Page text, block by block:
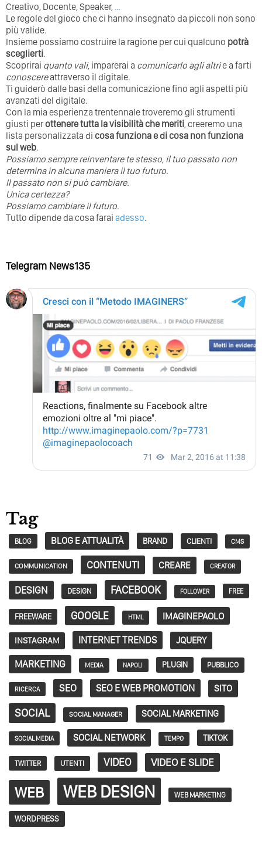
Creativo, Docente, Speaker, …
Le regole del gioco che ci hanno insegnato da piccoli non sono
più valide.
Insieme possiamo costruire la ragione per cui qualcuno potrà
sceglierti.
Scoprirai quanto vali, imparerai a comunicarlo agli altrie a farti
conoscereattraverso il digitale.
Ti guiderò dalle basi della comunicazione fino agli aspetti più
avanzati del digitale.
Con la mia esperienza trentennale troveremo gli strumenti
giusti perottenere tutta la visibilità che meriti, creeremo una
lista personalizzata di cosa funziona e di cosa non funziona
sul web.
Possiamo sempre reinventare te stesso, il tuo passato non
determina in alcuna maniera il tuo futuro. ⁣
⁣Il passato non si può cambiare.
Unica certezza?
Possiamo cambiare il futuro.
Tutto dipende da cosa farai adesso.
Telegram News135
Tag
BLOG BLOG E ATTUALITÀ BRAND CLIENTI CMS
COMMUNICATION CONTENUTI CREARE CREATOR
DESIGN DESIGN FACEBOOK FOLLOWER FREE
FREEWARE GOOGLE HTML IMAGINEPAOLO
INSTAGRAM INTERNET TRENDS JQUERY
MARKETING MEDIA NAPOLI PLUGIN PUBBLICO
RICERCA SEO SEO E WEB PROMOTION SITO
SOCIAL SOCIAL MANAGER SOCIAL MARKETING
SOCIAL MEDIA SOCIAL NETWORK TEMPO TIKTOK
TWITTER UTENTI VIDEO VIDEO E SLIDE
WEB WEB DESIGN WEB MARKETING
WORDPRESS